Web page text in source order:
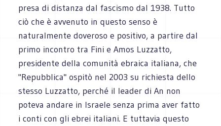
presa di distanza dal fascismo dal 1938. Tutto
ciò che è avvenuto in questo senso è
naturalmente doveroso e positivo, a partire dal
primo incontro tra Fini e Amos Luzzatto,
presidente della comunità ebraica italiana, che
"Repubblica" ospitò nel 2003 su richiesta dello
stesso Luzzatto, perché il leader di An non
poteva andare in Israele senza prima aver fatto
i conti con gli ebrei italiani. E tuttavia questo